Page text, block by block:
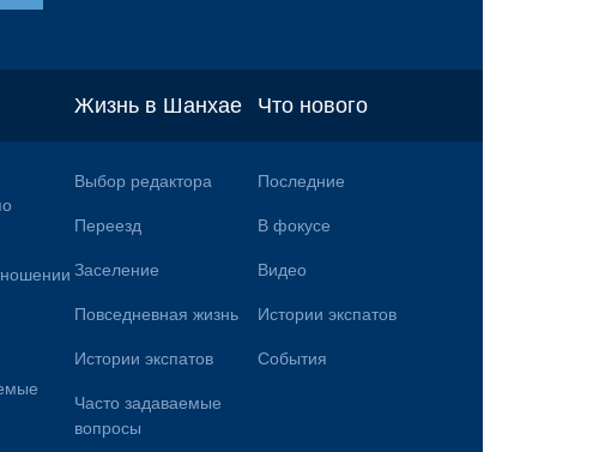
Жизнь в Шанхае
Выбор редактора
Переезд
Заселение
Повседневная жизнь
Истории экспатов
Часто задаваемые
вопросы
Что нового
Последние
В фокусе
Видео
Истории экспатов
События